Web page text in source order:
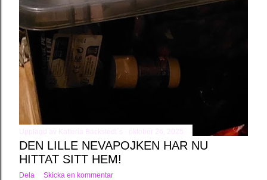
Upplagd av Katteria Bäckstedt´s oktober 26, 2025
DEN LILLE NEVAPOJKEN HAR NU
HITTAT SITT HEM!
Dela Skicka en kommentar